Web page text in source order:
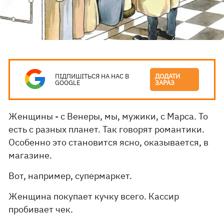
ПІДПИШІТЬСЯ НА НАС В
GOOGLE
ДОДАТИ
ЗАРАЗ
Женщины - с Венеры, мы, мужики, с Марса. То
есть с разных планет. Так говорят романтики.
Особенно это становится ясно, оказывается, в
магазине.
Вот, например, супермаркет.
Женщина покупает кучку всего. Кассир
пробивает чек.